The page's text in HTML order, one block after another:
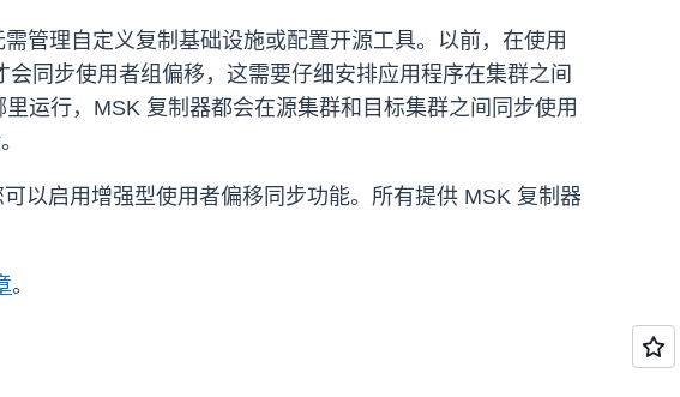
管理自定义复制基础设施或配置开源工具。以前，在使用
同步使用者组偏移，这需要仔细安排应用程序在集群之间
运行，MSK 复制器都会在源集群和目标集群之间同步使用
以启用增强型使用者偏移同步功能。所有提供 MSK 复制器
。